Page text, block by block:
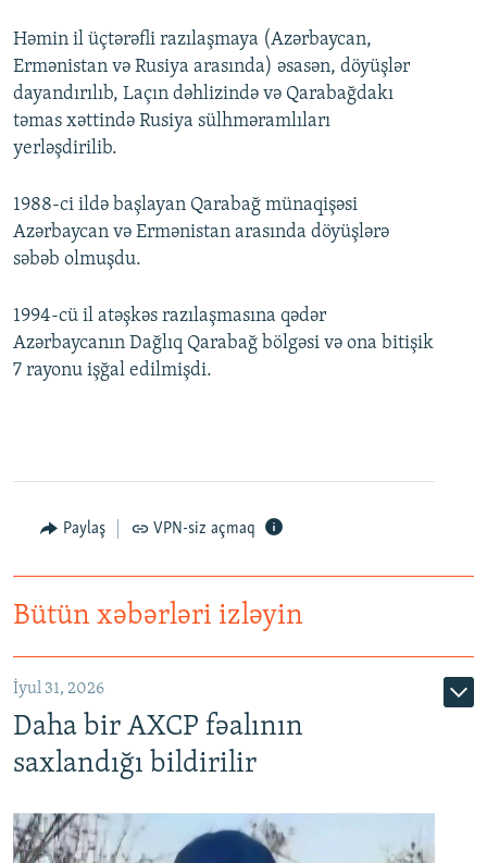
Həmin il üçtərəfli razılaşmaya (Azərbaycan,
Ermənistan və Rusiya arasında) əsasən, döyüşlər
dayandırılıb, Laçın dəhlizində və Qarabağdakı
təmas xəttində Rusiya sülhməramlıları
yerləşdirilib.
1988-ci ildə başlayan Qarabağ münaqişəsi
Azərbaycan və Ermənistan arasında döyüşlərə
səbəb olmuşdu.
1994-cü il atəşkəs razılaşmasına qədər
Azərbaycanın Dağlıq Qarabağ bölgəsi və ona bitişik
7 rayonu işğal edilmişdi.
Paylaş VPN-siz açmaq
Bütün xəbərləri izləyin
İyul 31, 2026
Daha bir AXCP fəalının
saxlandığı bildirilir